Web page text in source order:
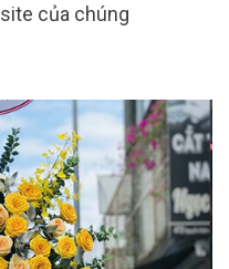
của chúng